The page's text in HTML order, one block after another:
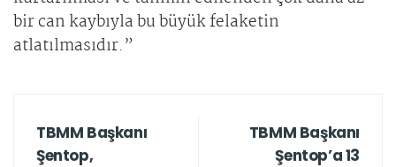
bir can kaybıyla bu büyük felaketin
atlatılmasıdır.”
TBMM Başkanı
Şentop,
TBMM Başkanı
Şentop’a 13